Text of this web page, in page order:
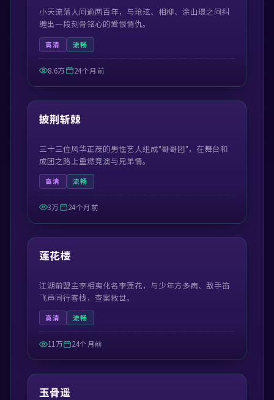
小夭流落人间逾两百年，与玱玹、相柳、涂山璟之间纠
缠出一段刻骨铭心的爱恨情仇。
高清 流畅
8.6万 24个月前
最新
41:21
披荆斩棘
三十三位风华正茂的男性艺人组成"哥哥团"，在舞台和
成团之路上重燃竞演与兄弟情。
高清 流畅
3万 24个月前
最新
44:30
莲花楼
江湖前盟主李相夷化名李莲花，与少年方多病、敌手笛
飞声同行客栈，查案救世。
高清 流畅
11万 24个月前
最新
55:13
玉骨遥